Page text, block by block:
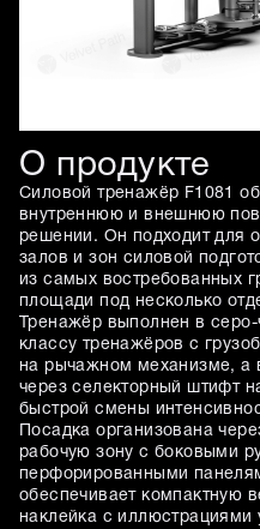
О продукте
Силовой тренажёр F1081
внутреннюю и внешнюю
решении. Он подходит для
залов и зон силовой
из самых востребованных
площади под несколько
Тренажёр выполнен в серо-
классу тренажёров с
на рычажном механизме, а
через селекторный штифт
быстрой смены
Посадка организована
рабочую зону с боковыми
перфорированными
обеспечивает компактную
наклейка с иллюстрациями